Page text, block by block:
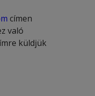
címen
való
küldjük